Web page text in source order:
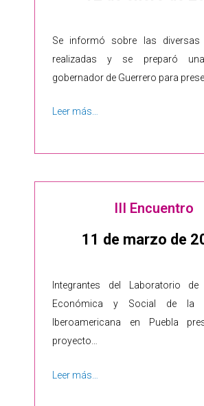
Se informó sobre las diversas
realizadas y se preparó
gobernador de Guerrero para
Leer más…
III Encuentro
11 de marzo de
Integrantes del Laboratorio de
Económica y Social de la
Iberoamericana en Puebla
proyecto…
Leer más…